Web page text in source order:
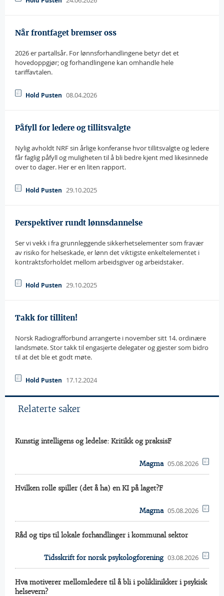
Når frontfaget bremser oss
2026 er partallsår. For lønnsforhandlingene betyr det et
hovedoppgjør; og forhandlingene kan omhandle hele
tariffavtalen.
Hold Pusten 08.04.2026
Påfyll for ledere og tillitsvalgte
Nylig avholdt NRF sin årlige konferanse hvor tillitsvalgte og ledere
får faglig påfyll og muligheten til å bli bedre kjent med likesinnede
over to dager. Her er en liten rapport.
Hold Pusten 29.10.2025
Perspektiver rundt lønnsdannelse
Ser vi vekk i fra grunnleggende sikkerhetselementer som fravær
av risiko for helseskade, er lønn det viktigste enkeltelementet i
kontraktsforholdet mellom arbeidsgiver og arbeidstaker.
Hold Pusten 29.10.2025
Takk for tilliten!
Norsk Radiografforbund arrangerte i november sitt 14. ordinære
landsmøte. Stor takk til engasjerte delegater og gjester som bidro
til at det ble et godt møte.
Hold Pusten 17.12.2024
Relaterte saker
Kunstig intelligens og ledelse: Kritikk og praksisF
Magma 05.08.2026
Hvilken rolle spiller (det å ha) en KI på laget?F
Magma 05.08.2026
Råd og tips til lokale forhandlinger i kommunal sektor
Tidsskrift for norsk psykologforening 03.08.2026
Hva motiverer mellomledere til å bli i poliklinikker i psykisk
helsevern?